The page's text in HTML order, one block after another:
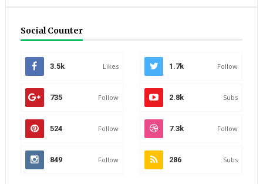
Social Counter
3.5k Likes 1.7k Follow
735 Follow 2.8k Subs
524 Follow 7.3k Follow
849 Follow 286 Subs